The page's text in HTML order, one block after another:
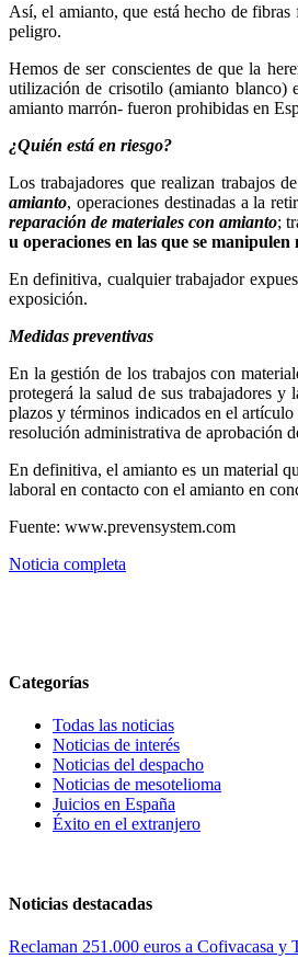
Así, el amianto, que está hecho de
peligro.
Hemos de ser conscientes de que la
utilización de crisotilo (amianto blanco)
amianto marrón- fueron prohibidas en
¿Quién está en riesgo?
Los trabajadores que realizan trabajos
amianto, operaciones destinadas a la
reparación de materiales con amianto;
u operaciones en las que se
En definitiva, cualquier trabajador
exposición.
Medidas preventivas
En la gestión de los trabajos con
protegerá la salud de sus trabajadores
plazos y términos indicados en el
resolución administrativa de aprobación
En definitiva, el amianto es un material
laboral en contacto con el amianto en
Fuente: www.prevensystem.com
Noticia completa
Categorías
Todas las noticias
Noticias de interés
Noticias del despacho
Noticias de mesotelioma
Juicios en España
Éxito en el extranjero
Noticias destacadas
Reclaman 251.000 euros a Cofivacasa y